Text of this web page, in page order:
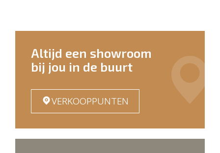
Altijd een showroom
bij jou in de buurt
VERKOOPPUNTEN